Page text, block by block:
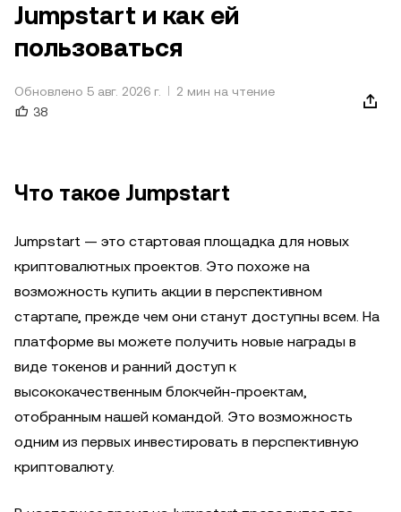
Jumpstart и как ей
пользоваться
Обновлено 5 авг. 2026 г.
2 мин на чтение
38
Что такое Jumpstart
Jumpstart — это стартовая площадка для новых
криптовалютных проектов. Это похоже на
возможность купить акции в перспективном
стартапе, прежде чем они станут доступны всем. На
платформе вы можете получить новые награды в
виде токенов и ранний доступ к
высококачественным блокчейн-проектам,
отобранным нашей командой. Это возможность
одним из первых инвестировать в перспективную
криптовалюту.